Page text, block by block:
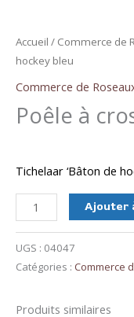
Accueil / Commerce de
hockey bleu
Commerce de
Poêle à
Tichelaar ‘Bâton de
quantité
de
Poêle
à
de
Ajouter
UGS : 04047
Catégories : Commerce
Produits similaires